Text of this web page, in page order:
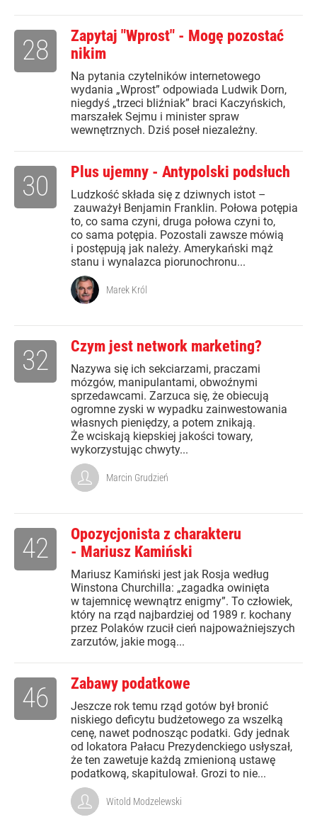
Zapytaj "Wprost" - Mogę pozostać
nikim
Na pytania czytelników internetowego
wydania „Wprost” odpowiada Ludwik Dorn,
niegdyś „trzeci bliźniak” braci Kaczyńskich,
marszałek Sejmu i minister spraw
wewnętrznych. Dziś poseł niezależny.
28
Plus ujemny - Antypolski podsłuch
Ludzkość składa się z dziwnych istot –
zauważył Benjamin Franklin. Połowa potępia
to, co sama czyni, druga połowa czyni to,
co sama potępia. Pozostali zawsze mówią
i postępują jak należy. Amerykański mąż
stanu i wynalazca piorunochronu...
30
Marek Król
Czym jest network marketing?
Nazywa się ich sekciarzami, praczami
mózgów, manipulantami, obwoźnymi
sprzedawcami. Zarzuca się, że obiecują
ogromne zyski w wypadku zainwestowania
własnych pieniędzy, a potem znikają.
Że wciskają kiepskiej jakości towary,
wykorzystując chwyty...
32
Marcin Grudzień
Opozycjonista z charakteru
- Mariusz Kamiński
Mariusz Kamiński jest jak Rosja według
Winstona Churchilla: „zagadka owinięta
w tajemnicę wewnątrz enigmy”. To człowiek,
który na rząd najbardziej od 1989 r. kochany
przez Polaków rzucił cień najpoważniejszych
zarzutów, jakie mogą...
42
Zabawy podatkowe
Jeszcze rok temu rząd gotów był bronić
niskiego deficytu budżetowego za wszelką
cenę, nawet podnosząc podatki. Gdy jednak
od lokatora Pałacu Prezydenckiego usłyszał,
że ten zawetuje każdą zmienioną ustawę
podatkową, skapitulował. Grozi to nie...
46
Witold Modzelewski